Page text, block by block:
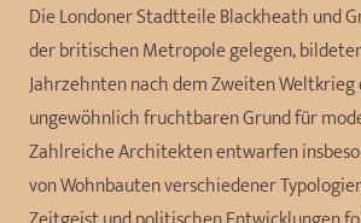
Die Londoner Stadtteile Blackheath und
der britischen Metropole gelegen,
Jahrzehnten nach dem Zweiten Weltkrieg
ungewöhnlich fruchtbaren Grund für
Zahlreiche Architekten entwarfen
von Wohnbauten verschiedener